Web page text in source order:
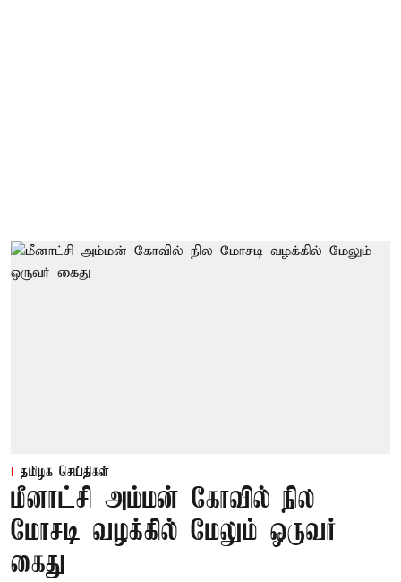
தமிழக செய்திகள்
மீனாட்சி அம்மன் கோவில் நில
மோசடி வழக்கில் மேலும் ஒருவர்
கைது